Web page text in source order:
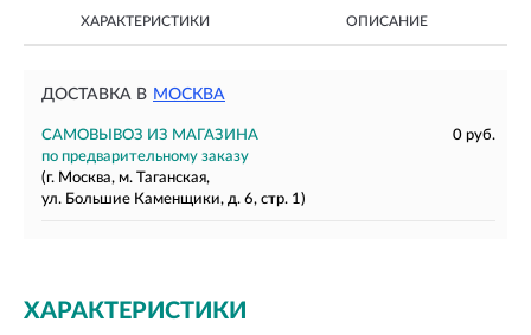
ХАРАКТЕРИСТИКИ ОПИСАНИЕ
ДОСТАВКА В МОСКВА
САМОВЫВОЗ ИЗ МАГАЗИНА
0 руб.
по предварительному заказу
(г. Москва, м. Таганская,
ул. Большие Каменщики, д. 6, стр. 1)
ХАРАКТЕРИСТИКИ